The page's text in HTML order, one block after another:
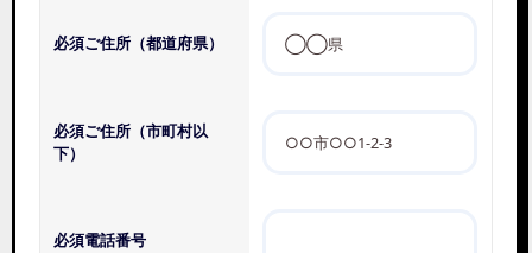
必須ご住所（都道府県）
必須ご住所（市町村以
下）
必須電話番号